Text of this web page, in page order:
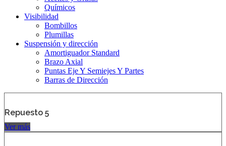
Químicos
Visibilidad
Bombillos
Plumillas
Suspensión y dirección
Amortiguador Standard
Brazo Axial
Puntas Eje Y Semiejes Y Partes
Barras de Dirección
Repuesto 5
Ver más